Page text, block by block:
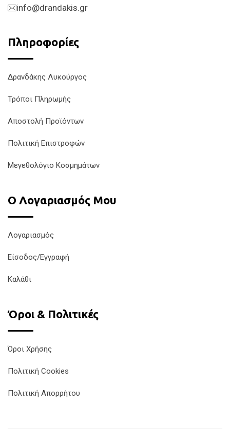
info@drandakis.gr
Πληροφορίες
Δρανδάκης Λυκούργος
Τρόποι Πληρωμής
Αποστολή Προϊόντων
Πολιτική Επιστροφών
Μεγεθολόγιο Κοσμημάτων
Ο Λογαριασμός Μου
Λογαριασμός
Είσοδος/Εγγραφή
Καλάθι
Όροι & Πολιτικές
Όροι Χρήσης
Πολιτική Cookies
Πολιτική Απορρήτου